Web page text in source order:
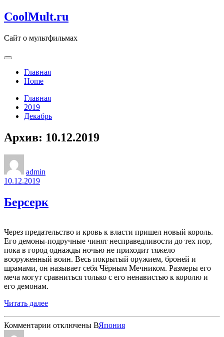
Перейти
к
CoolMult.ru
Сайт о мультфильмах
Главная
Home
Главная
2019
Декабрь
Архив: 10.12.2019
admin
10.12.2019
Берсерк
Через предательство и кровь к власти пришел новый король.
Его демоны-подручные чинят несправедливости до тех пор,
пока в город однажды ночью не приходит тяжело
вооруженный воин. Весь покрытый оружием, броней и
шрамами, он называет себя Чёрным Мечником. Размеры его
меча могут сравниться только с его ненавистью к королю и
его демонам.
Читать далее
Комментарии котключены ВЯпония